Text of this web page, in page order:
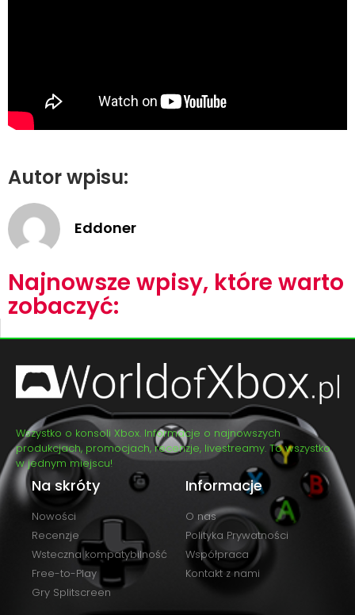
Autor wpisu:
Eddoner
Najnowsze wpisy, które warto
zobaczyć:
Wszystko o konsoli Xbox. Informacje o najnowszych
produkcjach, promocjach, recenzje, livestreamy. To wszystko
w jednym miejscu!
Na skróty
Nowości
Recenzje
Wsteczna kompatybilność
Free-to-Play
Gry Splitscreen
Informacje
O nas
Polityka Prywatności
Współpraca
Kontakt z nami